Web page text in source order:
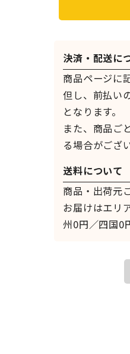
決済・配送に
商品ページに
但し、前払い
となります。
また、商品ご
る場合がござ
送料について
商品・出荷元
お届けはエリ
州0円／四国0